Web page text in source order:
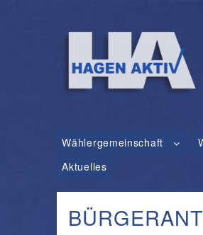
Wählergemeinschaft
Aktuelles